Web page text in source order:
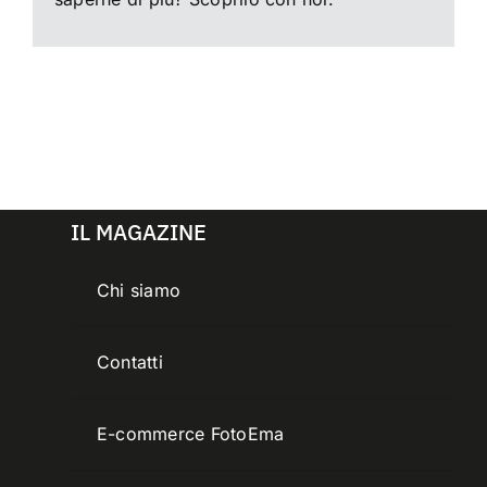
IL MAGAZINE
Chi siamo
Contatti
E-commerce FotoEma